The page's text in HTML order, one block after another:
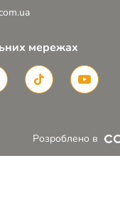
мережах
Розроблено в